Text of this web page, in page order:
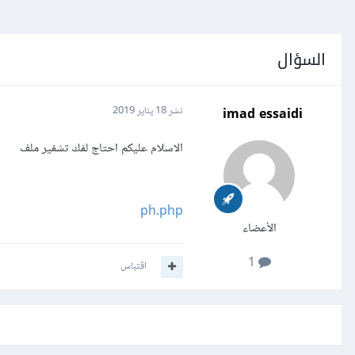
السؤال
imad essaidi
الأعضاء
نشر18 يناير 2019
الاسلام عليكم احتاج لفك تشفير ملف
ph.php
اقتباس